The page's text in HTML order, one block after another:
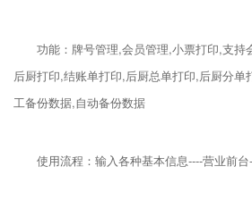
功能：牌号管理,会员管理,小票打印,支持
后厨打印,结账单打印,后厨总单打印,后厨分
工备份数据,自动备份数据
使用流程：输入各种基本信息----营业前台